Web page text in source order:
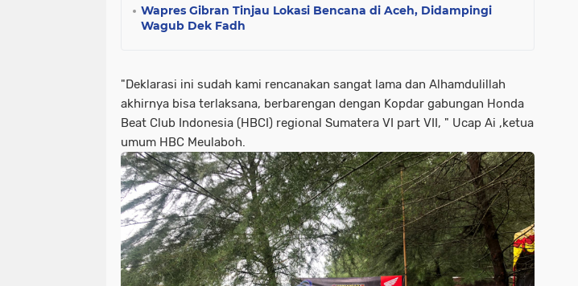
Wapres Gibran Tinjau Lokasi Bencana di Aceh, Didampingi
Wagub Dek Fadh
"Deklarasi ini sudah kami rencanakan sangat lama dan Alhamdulillah
akhirnya bisa terlaksana, berbarengan dengan Kopdar gabungan Honda
Beat Club Indonesia (HBCI) regional Sumatera VI part VII, " Ucap Ai ,ketua
umum HBC Meulaboh.